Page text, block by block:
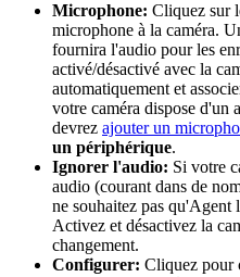
Microphone: Cliquez sur
microphone à la caméra.
fournira l'audio pour les
activé/désactivé avec la
automatiquement et
votre caméra dispose d'un
devrez ajouter un
un périphérique.
Ignorer l'audio: Si votre
audio (courant dans de
ne souhaitez pas qu'Agent
Activez et désactivez la
changement.
Configurer: Cliquez pour